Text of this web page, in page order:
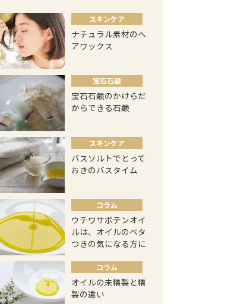
スキンケア
ナチュラル素材のヘ
アワックス
宝石石鹸
宝石石鹸のかけらだ
からできる石鹸
スキンケア
バスソルトでとって
おきのバスタイム
コラム
ウチワサボテンオイ
ルは、オイルのベタ
つきの気になる方に
コラム
オイルの未精製と精
製の違い